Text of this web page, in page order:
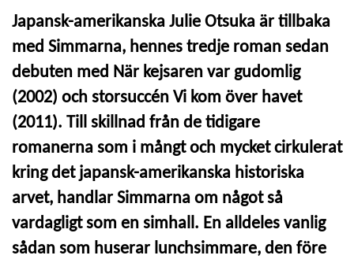
Japansk-amerikanska Julie Otsuka är tillbaka
med Simmarna, hennes tredje roman sedan
debuten med När kejsaren var gudomlig
(2002) och storsuccén Vi kom över havet
(2011). Till skillnad från de tidigare
romanerna som i mångt och mycket cirkulerat
kring det japansk-amerikanska historiska
arvet, handlar Simmarna om något så
vardagligt som en simhall. En alldeles vanlig
sådan som huserar lunchsimmare, den före